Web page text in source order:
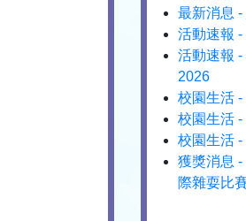
最新消息
活動速報
活動速報
2026
校園生活
校園生活
校園生活
獲獎消息
際雜耍比